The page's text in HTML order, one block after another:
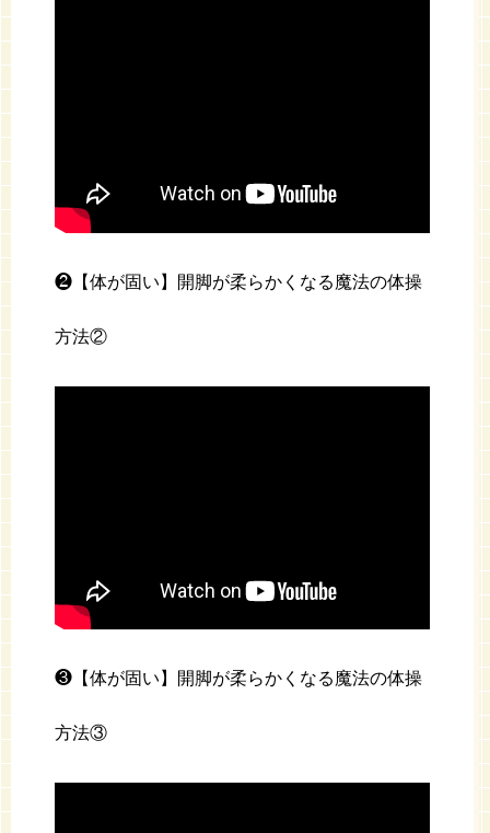
❷【体が固い】開脚が柔らかくなる魔法の体操
方法②
❸【体が固い】開脚が柔らかくなる魔法の体操
方法③